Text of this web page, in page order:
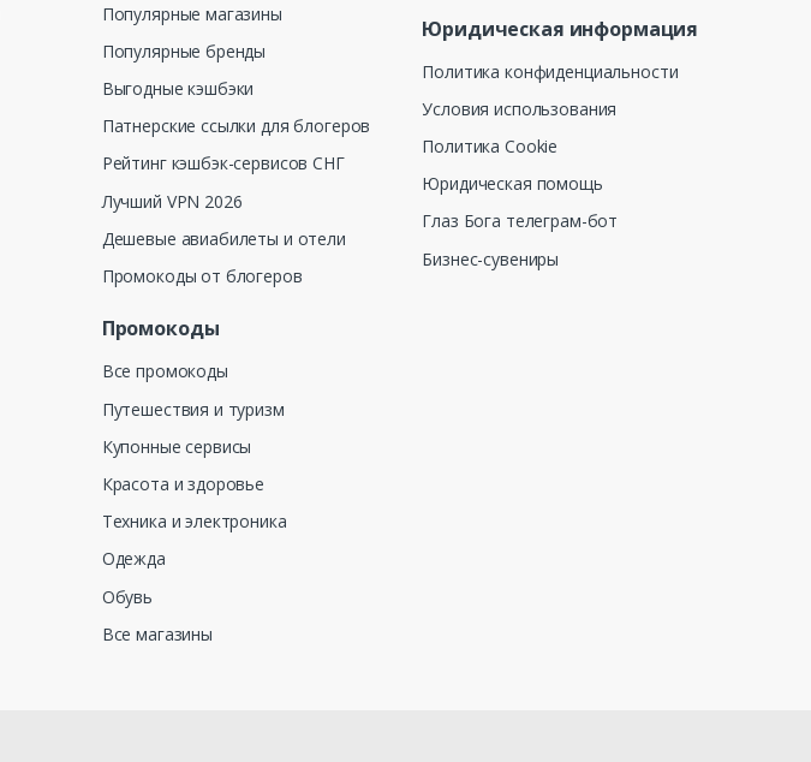
Популярные магазины
Популярные бренды
Выгодные кэшбэки
Патнерские ссылки для блогеров
Рейтинг кэшбэк-сервисов СНГ
Лучший VPN 2026
Дешевые авиабилеты и отели
Промокоды от блогеров
Промокоды
Все промокоды
Путешествия и туризм
Купонные сервисы
Красота и здоровье
Техника и электроника
Одежда
Обувь
Все магазины
Юридическая информация
Политика конфиденциальности
Условия использования
Политика Cookie
Юридическая помощь
Глаз Бога телеграм-бот
Бизнес-сувениры